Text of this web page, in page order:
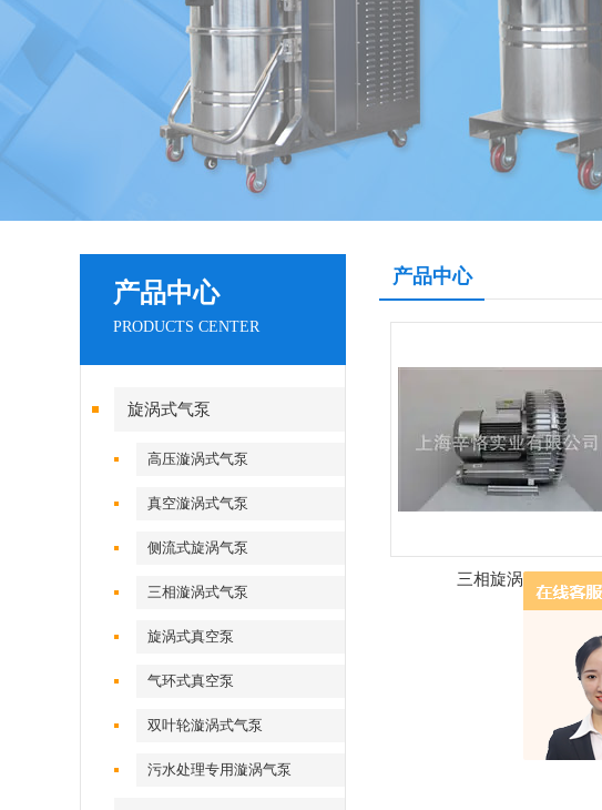
产品中心
PRODUCTS CENTER
旋涡式气泵
高压漩涡式气泵
真空漩涡式气泵
侧流式旋涡气泵
三相漩涡式气泵
旋涡式真空泵
气环式真空泵
双叶轮漩涡式气泵
污水处理专用漩涡气泵
产品中心
三相旋涡气泵